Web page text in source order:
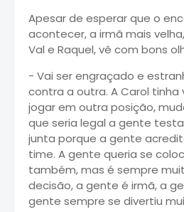
Apesar de esperar que o
acontecer, a irmã mais
Val e Raquel, vê com bons
- Vai ser engraçado e
contra a outra. A Carol
jogar em outra posição,
que seria legal a gente
junta porque a gente
time. A gente queria se
também, mas é sempre
decisão, a gente é irmã, a
gente sempre se divertiu